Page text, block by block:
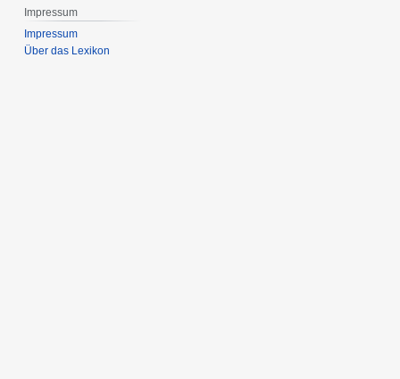
Impressum
Impressum
Über das Lexikon